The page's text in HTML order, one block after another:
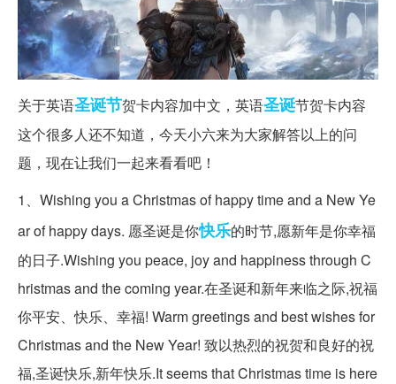
关于英语圣诞节贺卡内容加中文，英语圣诞节贺卡内容
这个很多人还不知道，今天小六来为大家解答以上的问
题，现在让我们一起来看看吧！
1、Wishing you a Christmas of happy time and a New Ye
ar of happy days. 愿圣诞是你快乐的时节,愿新年是你幸福
的日子.Wishing you peace, joy and happiness through C
hristmas and the coming year.在圣诞和新年来临之际,祝福
你平安、快乐、幸福! Warm greetings and best wishes for
Christmas and the New Year! 致以热烈的祝贺和良好的祝
福,圣诞快乐,新年快乐.It seems that Christmas time is here